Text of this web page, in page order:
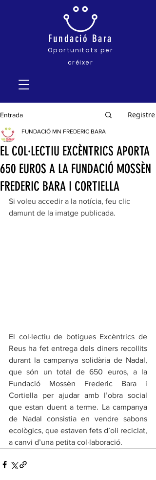
Fundació Bara
Oportunitats per
créixer
Entrada Registre
EL COL·LECTIU EXCÈNTRICS APORTA
650 EUROS A LA FUNDACIÓ MOSSÈN
FREDERIC BARA I CORTIELLA
FUNDACIÓ MN FREDERIC BARA
Si voleu accedir a la notícia, feu clic
damunt de la imatge publicada.
El col·lectiu de botigues Excèntrics de
Reus ha fet entrega dels diners recollits
durant la campanya solidària de Nadal,
que són un total de 650 euros, a la
Fundació Mossèn Frederic Bara i
Cortiella per ajudar amb l’obra social
que estan duent a terme. La campanya
de Nadal consistia en vendre sabons
ecològics, que estaven fets d’oli reciclat,
a canvi d’una petita col·laboració.